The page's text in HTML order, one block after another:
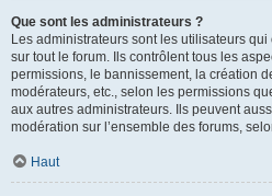
Que sont les administrateurs ?
Les administrateurs sont les utilisateurs
sur tout le forum. Ils contrôlent tous les
permissions, le bannissement, la création
modérateurs, etc., selon les permissions
aux autres administrateurs. Ils peuvent
modération sur l’ensemble des forums,
Haut